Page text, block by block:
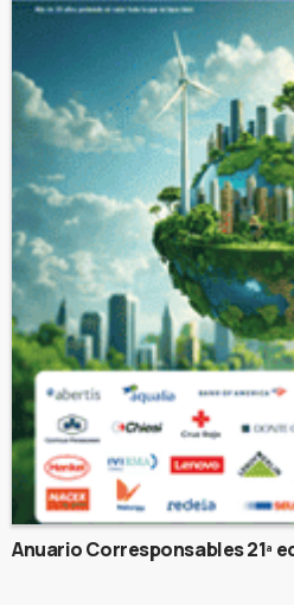
Anuario Corresponsables 21ª